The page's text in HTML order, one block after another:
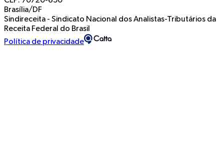
Brasília/DF
Sindireceita - Sindicato Nacional dos Analistas-Tributários da
Receita Federal do Brasil
Política de privacidade